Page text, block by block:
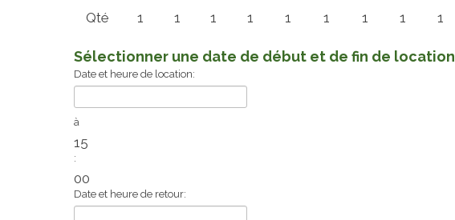
Qté
1 1 1 1 1 1 1 1 1
Sélectionner une date de début et de fin de location
Date et heure de location:
à
15
:
00
Date et heure de retour: